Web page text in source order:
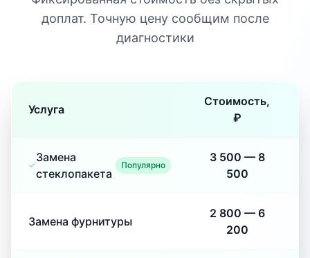
доплат. Точную цену сообщим после
диагностики
Услуга
Стоимость,
₽
Замена
стеклопакета
Популярно
3 500 — 8
500
Замена фурнитуры
2 800 — 6
200